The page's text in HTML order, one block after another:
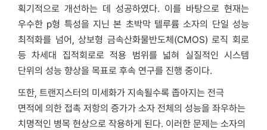
획기적으로 개선하는 데 성공하였다. 이를 바탕으로 현재는
우수한 p형 특성을 지닌 본 초박막 텔루륨 소자의 단일 성능
최적화를 넘어, 상보형 금속산화물반도체(CMOS) 로직 회로
등 차세대 집적회로로 적용 범위를 넓혀 실질적인 시스템
단위의 성능 향상을 목표로 후속 연구를 진행 중이다.
또한, 트랜지스터의 미세화가 지속될수록 좁아지는 전극
면적에 의한 접촉 저항의 증가가 소자 전체의 성능을 좌우하는
치명적인 병목 현상으로 작용하게 된다. 이러한 문제는 소자의